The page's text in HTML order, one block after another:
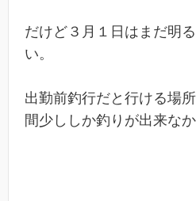
だけど３月１日はまだ明
い。
出勤前釣行だと行ける場
間少ししか釣りが出来なか